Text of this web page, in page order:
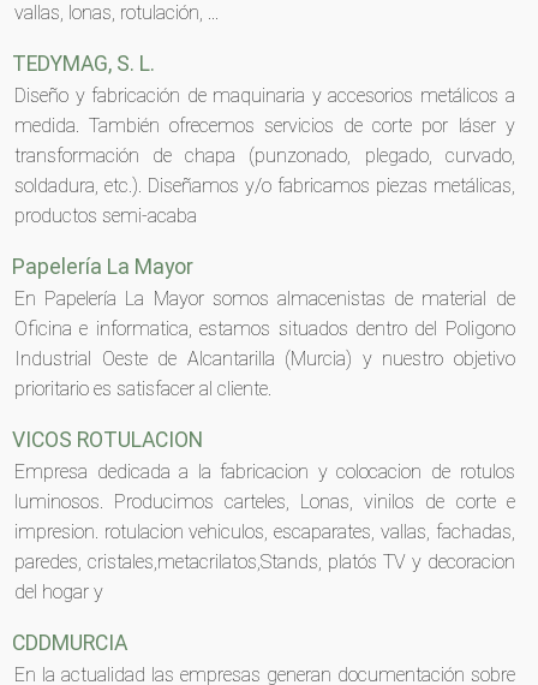
vallas, lonas, rotulación, ...
TEDYMAG, S. L.
Diseño y fabricación de maquinaria y accesorios metálicos a
medida. También ofrecemos servicios de corte por láser y
transformación de chapa (punzonado, plegado, curvado,
soldadura, etc.). Diseñamos y/o fabricamos piezas metálicas,
productos semi-acaba
Papelería La Mayor
En Papelería La Mayor somos almacenistas de material de
Oficina e informatica, estamos situados dentro del Poligono
Industrial Oeste de Alcantarilla (Murcia) y nuestro objetivo
prioritario es satisfacer al cliente.
VICOS ROTULACION
Empresa dedicada a la fabricacion y colocacion de rotulos
luminosos. Producimos carteles, Lonas, vinilos de corte e
impresion. rotulacion vehiculos, escaparates, vallas, fachadas,
paredes, cristales,metacrilatos,Stands, platós TV y decoracion
del hogar y
CDDMURCIA
En la actualidad las empresas generan documentación sobre